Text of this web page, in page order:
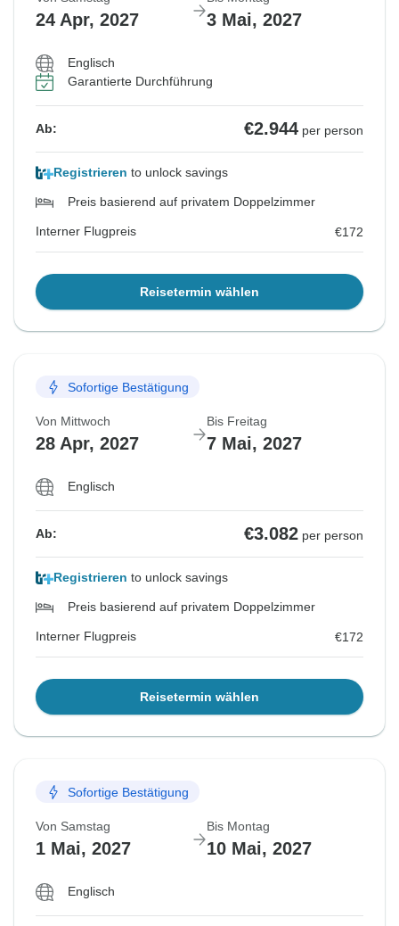
24 Apr, 2027 3 Mai, 2027
Englisch
Garantierte Durchführung
Ab: €2.944 per person
Registrieren to unlock savings
Preis basierend auf privatem Doppelzimmer
Interner Flugpreis €172
Reisetermin wählen
Sofortige Bestätigung
Von Mittwoch
28 Apr, 2027
Bis Freitag
7 Mai, 2027
Englisch
Ab: €3.082 per person
Registrieren to unlock savings
Preis basierend auf privatem Doppelzimmer
Interner Flugpreis €172
Reisetermin wählen
Sofortige Bestätigung
Von Samstag
1 Mai, 2027
Bis Montag
10 Mai, 2027
Englisch